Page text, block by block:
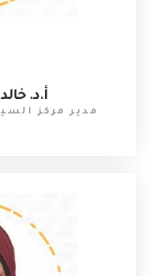
أ.د.
مدير مركز